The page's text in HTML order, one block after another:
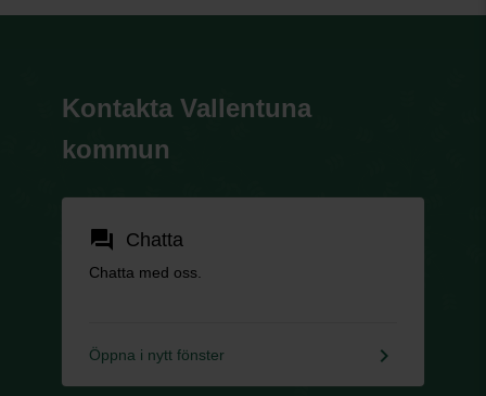
Kontakta Vallentuna
kommun
forum Chatta
Chatta med oss.
Öppna i nytt fönster keyboard_arrow_right